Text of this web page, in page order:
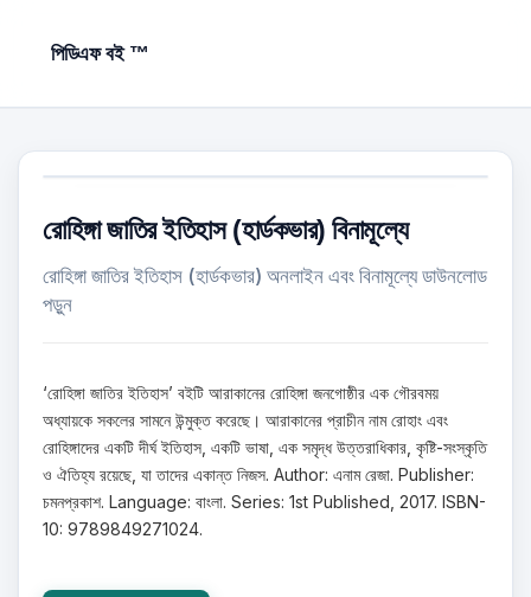
পিডিএফ বই ™
রোহিঙ্গা জাতির ইতিহাস (হার্ডকভার) বিনামূল্যে
রোহিঙ্গা জাতির ইতিহাস (হার্ডকভার) অনলাইন এবং বিনামূল্যে ডাউনলোড
পড়ুন
‘রোহিঙ্গা জাতির ইতিহাস’ বইটি আরাকানের রোহিঙ্গা জনগোষ্ঠীর এক গৌরবময়
অধ্যায়কে সকলের সামনে উন্মুক্ত করেছে। আরাকানের প্রাচীন নাম রোহাং এবং
রোহিঙ্গাদের একটি দীর্ঘ ইতিহাস, একটি ভাষা, এক সমৃদ্ধ উত্তরাধিকার, কৃষ্টি-সংস্কৃতি
ও ঐতিহ্য রয়েছে, যা তাদের একান্ত নিজস. Author: এনাম রেজা. Publisher:
চমনপ্রকাশ. Language: বাংলা. Series: 1st Published, 2017. ISBN-
10: 9789849271024.